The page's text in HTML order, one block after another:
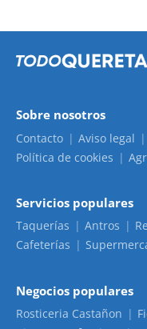
Sobre nosotros
Contacto Aviso legal
Política de cookies
Servicios populares
Taquerías Antros
Cafeterías
Negocios populares
Rosticeria Castañon